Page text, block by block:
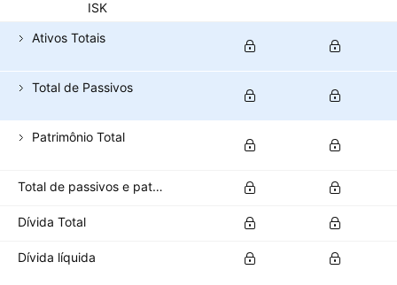
Moeda: ISK
Ativos Totais
Total de Passivos
Patrimônio Total
Total de passivos e patrimônio líquido
Dívida Total
Dívida líquida